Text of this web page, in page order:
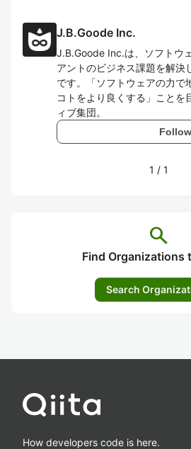
J.B.Goode Inc.
J.B.Goode Inc.は、ソフトウ
アントのビジネス課題を解決
です。「ソフトウェアの力で
コトをより良くする」ことを
ィブ集団。
Follow
1 / 1
search
Find Organizations
Search
How developers code is here.